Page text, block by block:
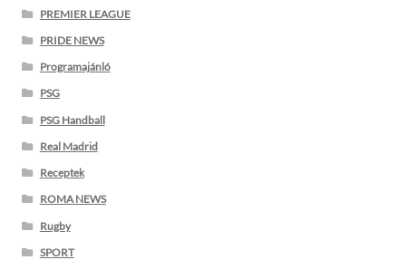
PREMIER LEAGUE
PRIDE NEWS
Programajánló
PSG
PSG Handball
Real Madrid
Receptek
ROMA NEWS
Rugby
SPORT